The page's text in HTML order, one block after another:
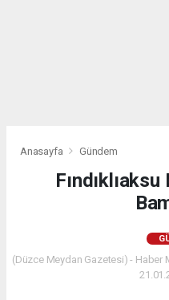
Anasayfa Gündem
(Düzce Meydan Gazetesi) - Haber